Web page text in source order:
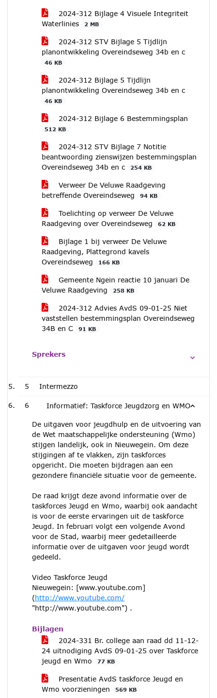
2024-312 Bijlage 4 Visuele Integriteit
Waterlinies
2 MB
2024-312 STV Bijlage 5 Tijdlijn
planontwikkeling Overeindseweg 34b en c
46 KB
2024-312 Bijlage 5 Tijdlijn
planontwikkeling Overeindseweg 34b en c
46 KB
2024-312 Bijlage 6 Bestemmingsplan
512 KB
2024-312 STV Bijlage 7 Notitie
beantwoording zienswijzen bestemmingsplan
Overeindseweg 34b en c
254 KB
Verweer De Veluwe Raadgeving
betreffende Overeindseweg
94 KB
Toelichting op verweer De Veluwe
Raadgeving over Overeindseweg
62 KB
Bijlage 1 bij verweer De Veluwe
Raadgeving, Plattegrond kavels
Overeindseweg
166 KB
Gemeente Ngein reactie 10 januari De
Veluwe Raadgeving
258 KB
2024-312 Advies AvdS 09-01-25 Niet
vaststellen bestemmingsplan Overeindseweg
34B en C
91 KB
Sprekers
5 Intermezzo
6 Informatief: Taskforce Jeugdzorg en WMO
De uitgaven voor jeugdhulp en de uitvoering van
de Wet maatschappelijke ondersteuning (Wmo)
stijgen landelijk, ook in Nieuwegein. Om deze
stijgingen af te vlakken, zijn taskforces
opgericht. Die moeten bijdragen aan een
gezondere financiële situatie voor de gemeente.
De raad krijgt deze avond informatie over de
taskforces Jeugd en Wmo, waarbij ook aandacht
is voor de eerste ervaringen uit de taskforce
Jeugd. In februari volgt een volgende Avond
voor de Stad, waarbij meer gedetailleerde
informatie over de uitgaven voor jeugd wordt
gedeeld.
Video Taskforce Jeugd
Nieuwegein: [www.youtube.com]
(http://www.youtube.com/
"http://www.youtube.com") .
Bijlagen
2024-331 Br. college aan raad dd 11-12-
24 uitnodiging AvdS 09-01-25 over Taskforce
jeugd en Wmo
77 KB
Presentatie AvdS taskforce Jeugd en
Wmo voorzieningen
569 KB